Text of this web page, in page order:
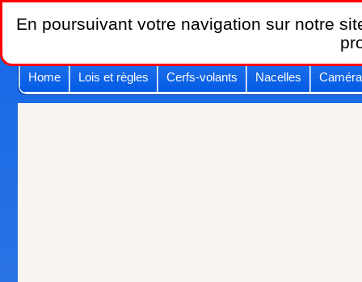
Home Lois et règles Cerfs-volants Nacelles
En poursuivant votre navigation sur notre